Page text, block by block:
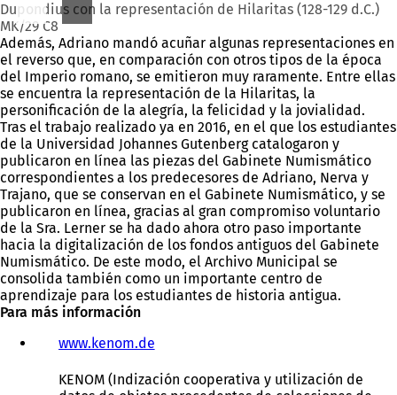
Dupondius con la representación de Hilaritas (128-129 d.C.)
MK/29 C8
Además, Adriano mandó acuñar algunas representaciones en
el reverso que, en comparación con otros tipos de la época
del Imperio romano, se emitieron muy raramente. Entre ellas
se encuentra la representación de la Hilaritas, la
personificación de la alegría, la felicidad y la jovialidad.
Tras el trabajo realizado ya en 2016, en el que los estudiantes
de la Universidad Johannes Gutenberg catalogaron y
publicaron en línea las piezas del Gabinete Numismático
correspondientes a los predecesores de Adriano, Nerva y
Trajano, que se conservan en el Gabinete Numismático, y se
publicaron en línea, gracias al gran compromiso voluntario
de la Sra. Lerner se ha dado ahora otro paso importante
hacia la digitalización de los fondos antiguos del Gabinete
Numismático. De este modo, el Archivo Municipal se
consolida también como un importante centro de
aprendizaje para los estudiantes de historia antigua.
Para más información
www.kenom.de
e
KENOM (Indización cooperativa y utilización de